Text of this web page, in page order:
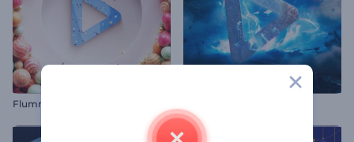
Flummis Logo Reveal